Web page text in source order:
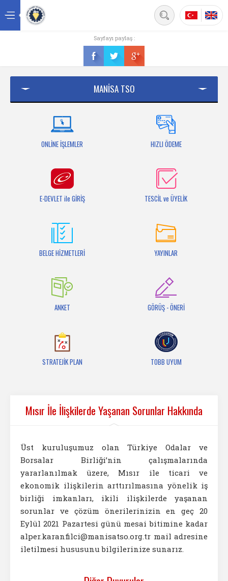
Üyelik
Bilgi Bankası
Sayfayı paylaş :
MANİSA TSO
ONLİNE İŞLEMLER HIZLI ÖDEME
E-DEVLET ile GİRİŞ TESCİL ve ÜYELİK
BELGE HİZMETLERİ YAYINLAR
ANKET GÖRÜŞ - ÖNERİ
STRATEJİK PLAN TOBB UYUM
Mısır İle İlişkilerde Yaşanan Sorunlar Hakkında
Üst kuruluşumuz olan Türkiye Odalar ve
Borsalar Birliği’nin çalışmalarında
yararlanılmak üzere, Mısır ile ticari ve
ekonomik ilişkilerin arttırılmasına yönelik iş
birliği imkanları, ikili ilişkilerde yaşanan
sorunlar ve çözüm önerilerinizin en geç 20
Eylül 2021 Pazartesi günü mesai bitimine kadar
alper.karanfilci@manisatso.org.tr mail adresine
iletilmesi hususunu bilgilerinize sunarız.